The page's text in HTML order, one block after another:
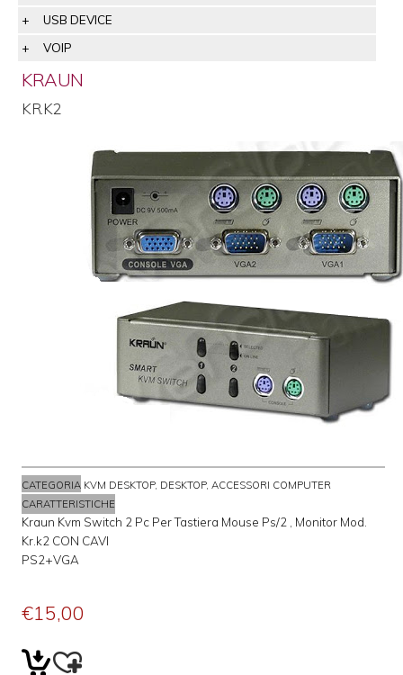
USB DEVICE
VOIP
KRAUN
KR.K2
CATEGORIA KVM DESKTOP, DESKTOP, ACCESSORI COMPUTER
CARATTERISTICHE
Kraun Kvm Switch 2 Pc Per Tastiera Mouse Ps/2 , Monitor Mod.
Kr.k2 CON CAVI
PS2+VGA
€15,00